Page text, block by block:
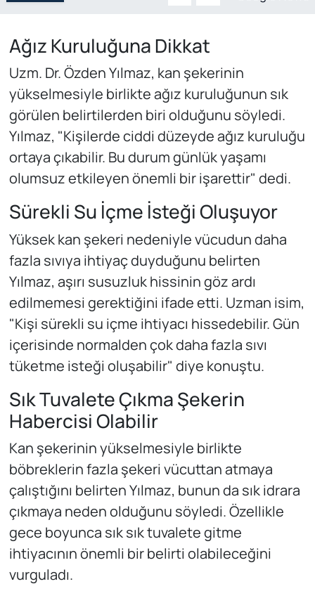
Ağız Kuruluğuna Dikkat
Uzm. Dr. Özden Yılmaz, kan şekerinin
yükselmesiyle birlikte ağız kuruluğunun sık
görülen belirtilerden biri olduğunu söyledi.
Yılmaz, "Kişilerde ciddi düzeyde ağız kuruluğu
ortaya çıkabilir. Bu durum günlük yaşamı
olumsuz etkileyen önemli bir işarettir" dedi.
Sürekli Su İçme İsteği Oluşuyor
Yüksek kan şekeri nedeniyle vücudun daha
fazla sıvıya ihtiyaç duyduğunu belirten
Yılmaz, aşırı susuzluk hissinin göz ardı
edilmemesi gerektiğini ifade etti. Uzman isim,
"Kişi sürekli su içme ihtiyacı hissedebilir. Gün
içerisinde normalden çok daha fazla sıvı
tüketme isteği oluşabilir" diye konuştu.
Sık Tuvalete Çıkma Şekerin
Habercisi Olabilir
Kan şekerinin yükselmesiyle birlikte
böbreklerin fazla şekeri vücuttan atmaya
çalıştığını belirten Yılmaz, bunun da sık idrara
çıkmaya neden olduğunu söyledi. Özellikle
gece boyunca sık sık tuvalete gitme
ihtiyacının önemli bir belirti olabileceğini
vurguladı.